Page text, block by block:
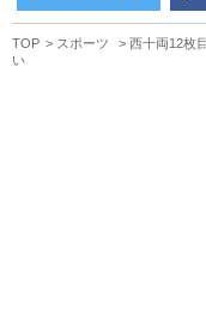
TOP スポーツ
西十両12枚
い